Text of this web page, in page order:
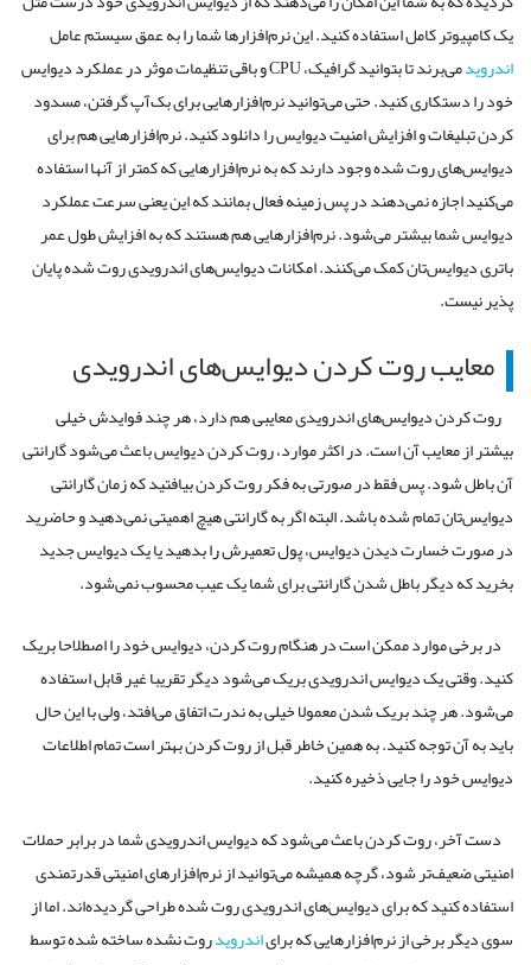
یک کامپیوتر کامل استفاده کنید. این نرم‌افزارها شما را به عمق سیستم عامل
اندروید
می‌برند تا بتوانید گرافیک، CPU و باقی تنظیمات موثر در عملکرد دیوایس
خود را دستکاری کنید. حتی می‌توانید نرم‌افزارهایی برای بک‌آپ گرفتن، مسدود
کردن تبلیغات و افزایش امنیت دیوایس را دانلود کنید. نرم‌افزارهایی هم برای
دیوایس‌های روت شده وجود دارند که به نرم‌افزارهایی که کمتر از آنها استفاده
می‌کنید اجازه نمی‌دهند در پس زمینه فعال بمانند که این یعنی سرعت عملکرد
دیوایس شما بیشتر می‌شود. نرم‌افزارهایی هم هستند که به افزایش طول عمر
باتری دیوایس‌تان کمک می‌کنند. امکانات دیوایس‌های اندرویدی روت شده پایان
پذیر نیست.
معایب روت کردن دیوایس‌های اندرویدی
روت کردن دیوایس‌های اندرویدی معایبی هم دارد، هر چند فوایدش خیلی
بیشتر از معایب آن است. در اکثر موارد، روت کردن دیوایس باعث می‌شود گارانتی
آن باطل شود. پس فقط در صورتی به فکر روت کردن بیافتید که زمان گارانتی
دیوایس‌تان تمام شده باشد. البته اگر به گارانتی هیچ اهمیتی نمی‌دهید و حاضرید
در صورت خسارت دیدن دیوایس، پول تعمیرش را بدهید یا یک دیوایس جدید
بخرید که دیگر باطل شدن گارانتی برای شما یک عیب محسوب نمی‌شود.
در برخی موارد ممکن است در هنگام روت کردن، دیوایس خود را اصطلاحا بریک
کنید. وقتی یک دیوایس اندرویدی بریک می‌شود دیگر تقریبا غیر قابل استفاده
می‌شود. هر چند بریک شدن معمولا خیلی به ندرت اتفاق می‌افتد، ولی با این حال
باید به آن توجه کنید. به همین خاطر قبل از روت کردن بهتر است تمام اطلاعات
دیوایس خود را جایی ذخیره کنید.
دست آخر، روت کردن باعث می‌شود که دیوایس اندرویدی شما در برابر حملات
امنیتی ضعیف‌تر شود، گرچه همیشه می‌توانید از نرم‌افزارهای امنیتی قدرتمندی
استفاده کنید که برای دیوایس‌های اندرویدی روت شده طراحی گردیده‌اند. اما از
سوی دیگر برخی از نرم‌افزارهایی که برایاندرویدروت نشده ساخته شده توسط